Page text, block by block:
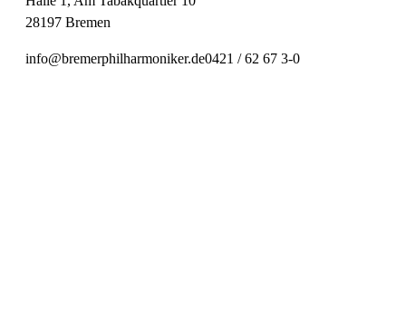
28197 Bremen
info@bremerphilharmoniker.de0421 / 62 67 3-0